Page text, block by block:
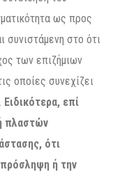
ως προς
συνιστάμενη στο ότι
των επιζήμιων
οποίες συνεχίζει
Ειδικότερα, επί
πλαστών
ότι
ή την